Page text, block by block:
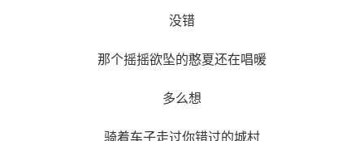
没错
那个摇摇欲坠的憨夏还在唱暖
多么想
骑着车子走过你错过的城村